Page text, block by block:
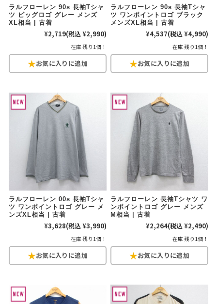
ラルフローレン 90s 長袖Tシャ
ツ ビッグロゴ グレー メンズ
XL相当 | 古着
¥2,719(税込 ¥2,990)
在庫 残り1個！
ラルフローレン 90s 長袖Tシャ
ツ ワンポイントロゴ ブラック
メンズXL相当 | 古着
¥4,537(税込 ¥4,990)
在庫 残り1個！
ラルフローレン 00s 長袖Tシャ
ツ ワンポイントロゴ グレー メ
ンズXL相当 | 古着
¥3,628(税込 ¥3,990)
在庫 残り1個！
ラルフローレン 長袖Tシャツ ワ
ンポイントロゴ グレー メンズ
M相当 | 古着
¥2,264(税込 ¥2,490)
在庫 残り1個！